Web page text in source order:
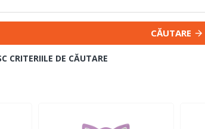
CĂUTARE
CRITERIILE DE CĂUTARE